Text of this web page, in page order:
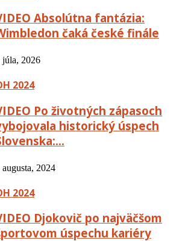
Absolútna fantázia:
čaká české finále
júla, 2026
2024
Po životných zápasoch
historický úspech
augusta, 2024
2024
Djokovič po najväčšom
úspechu kariéry